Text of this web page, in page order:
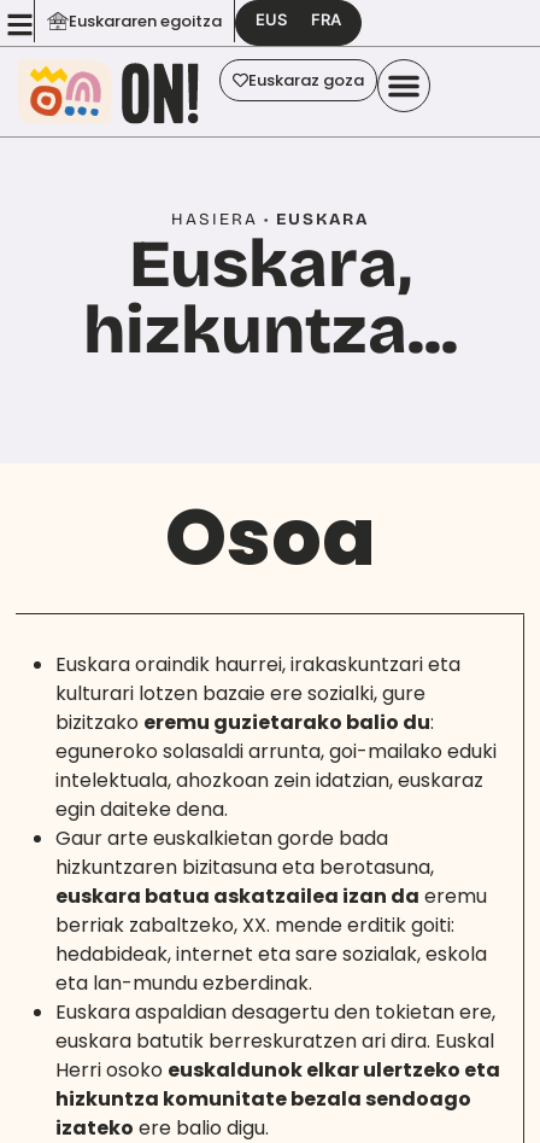
Euskararen egoitza EUS FRA
Euskaraz goza
HASIERA • EUSKARA
Euskara,
hizkuntza...
Osoa
Euskara oraindik haurrei, irakaskuntzari eta
kulturari lotzen bazaie ere sozialki, gure
bizitzako eremu guzietarako balio du:
eguneroko solasaldi arrunta, goi-mailako eduki
intelektuala, ahozkoan zein idatzian, euskaraz
egin daiteke dena.
Gaur arte euskalkietan gorde bada
hizkuntzaren bizitasuna eta berotasuna,
euskara batua askatzailea izan da eremu
berriak zabaltzeko, XX. mende erditik goiti:
hedabideak, internet eta sare sozialak, eskola
eta lan-mundu ezberdinak.
Euskara aspaldian desagertu den tokietan ere,
euskara batutik berreskuratzen ari dira. Euskal
Herri osoko euskaldunok elkar ulertzeko eta
hizkuntza komunitate bezala sendoago
izateko ere balio digu.